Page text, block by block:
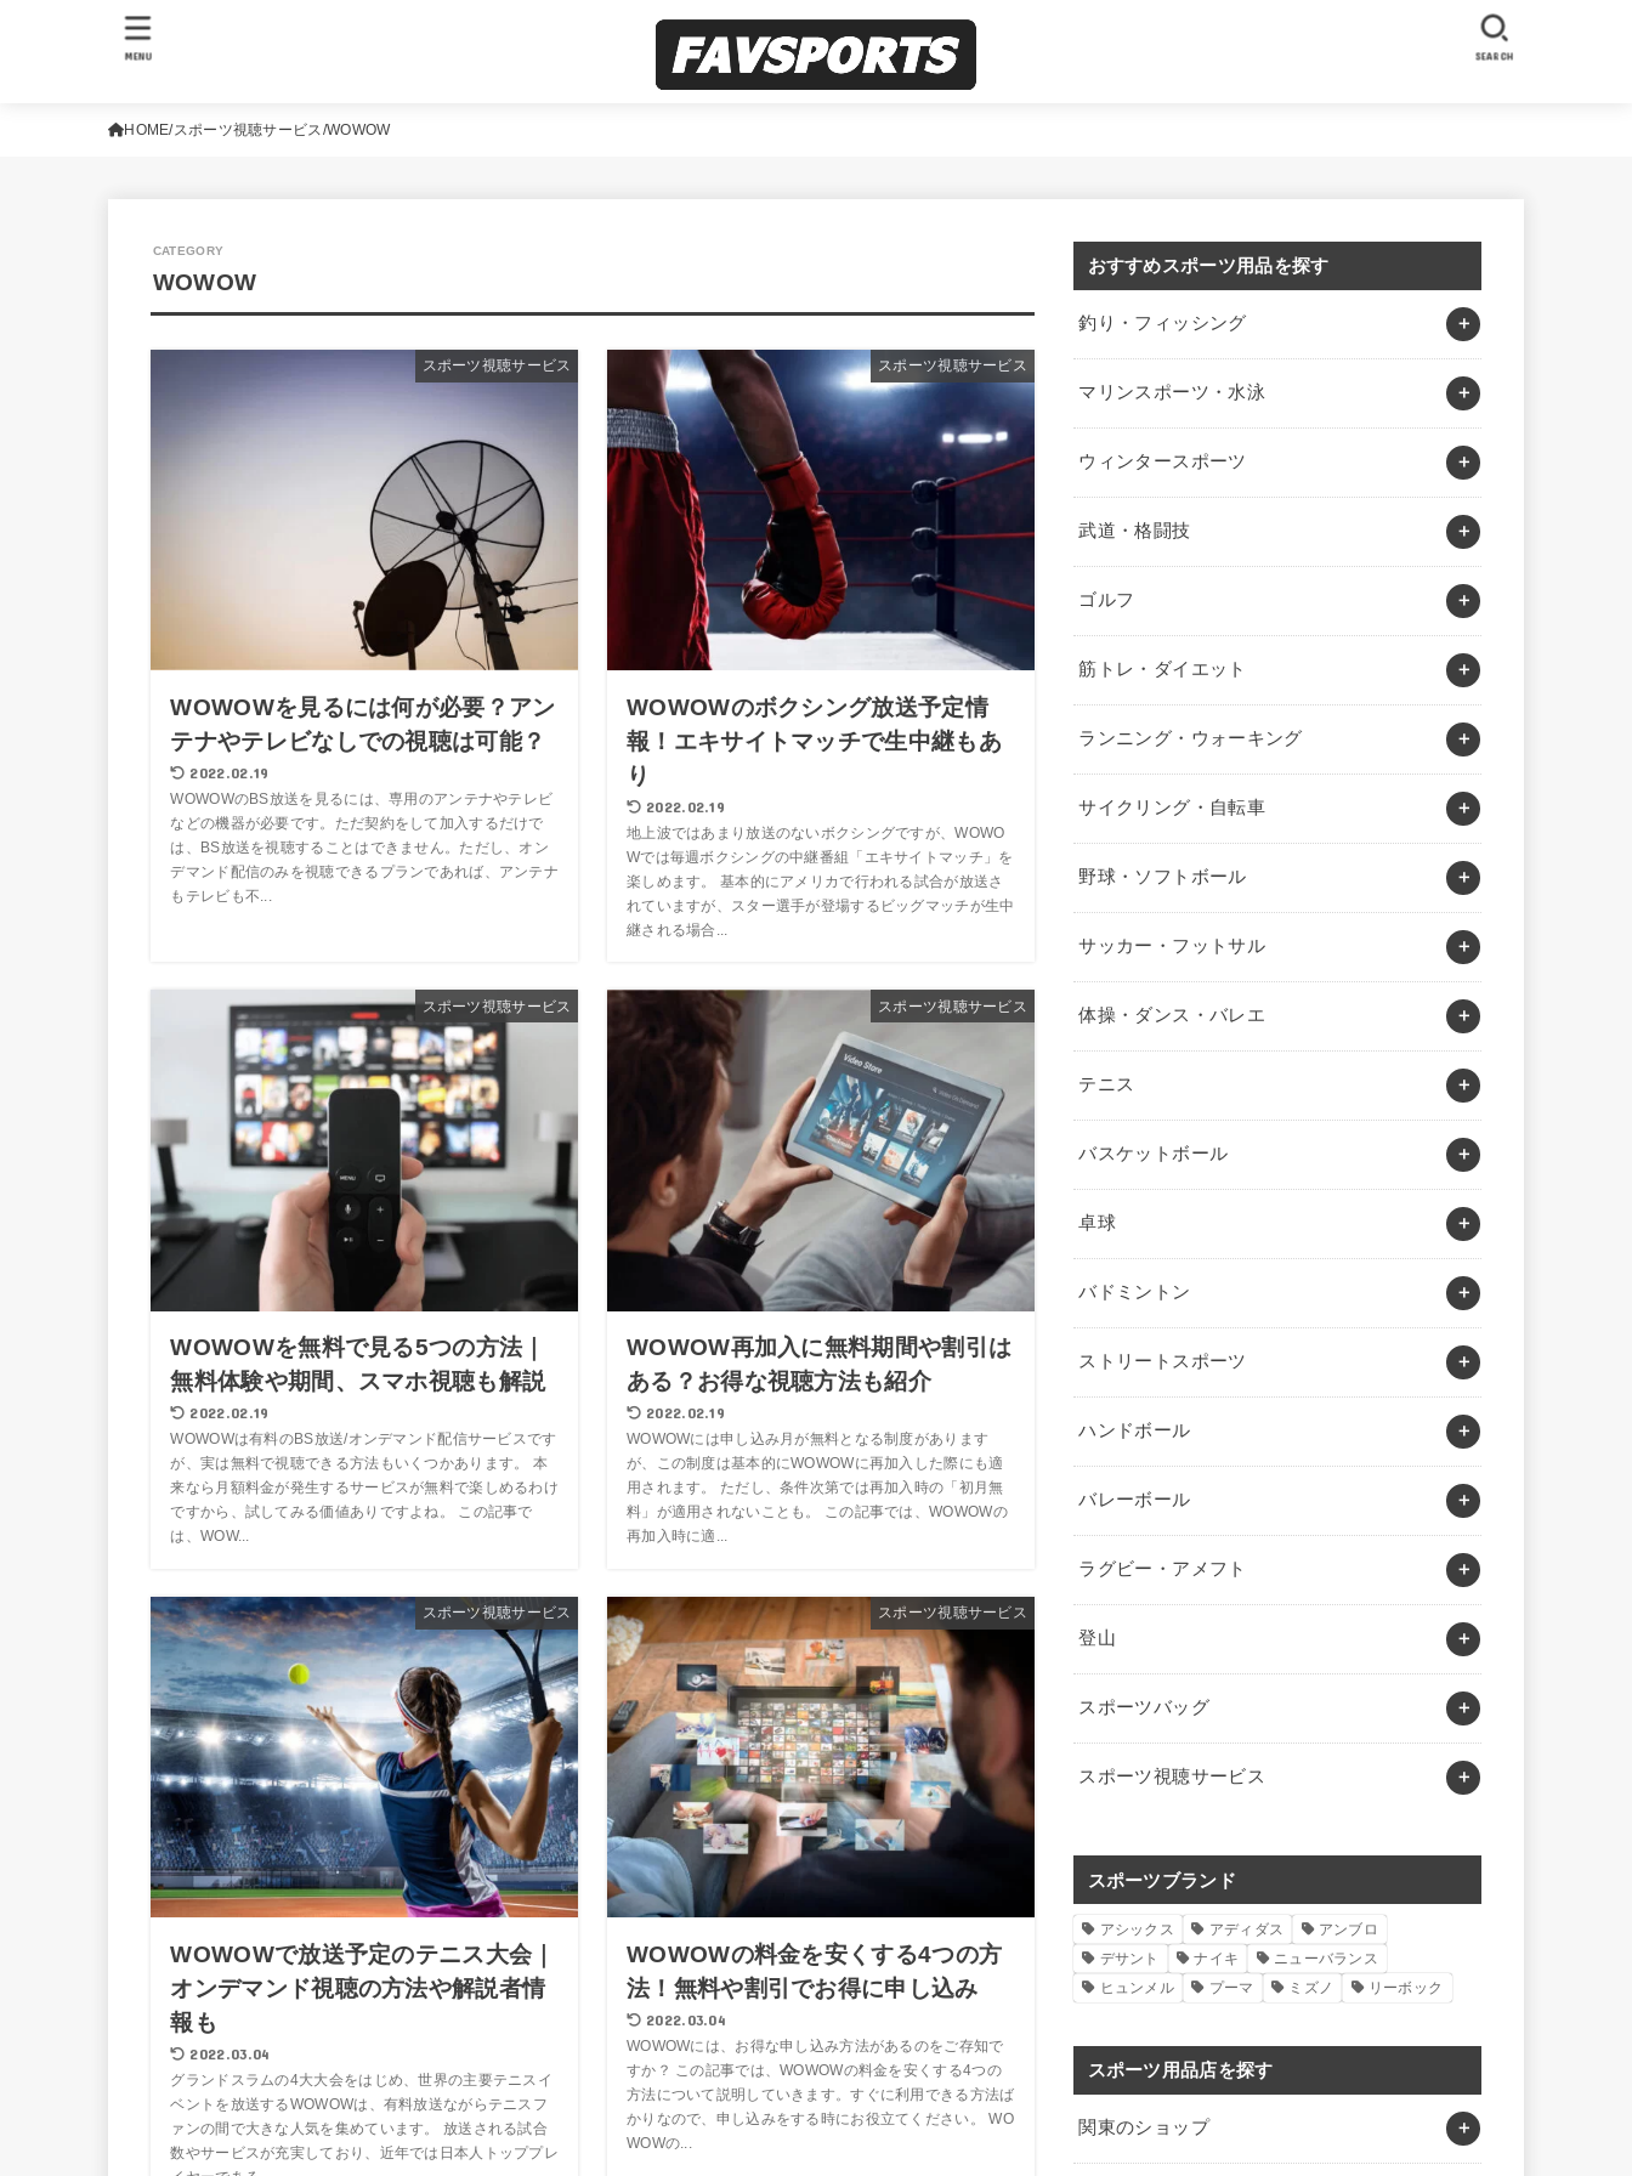
SEARCH
MENU
HOME スポーツ視聴サービス WOWOW
WOWOW
スポーツ視聴サービス
WOWOWを見るには何が必要？アン
テナやテレビなしでの視聴は可能？
2022.02.19
WOWOWのBS放送を見るには、専用のアンテナやテレビ
などの機器が必要です。ただ契約をして加入するだけで
は、BS放送を視聴することはできません。ただし、オン
デマンド配信のみを視聴できるプランであれば、アンテナ
もテレビも不...
スポーツ視聴サービス
WOWOWのボクシング放送予定情
報！エキサイトマッチで生中継もあ
り
2022.02.19
地上波ではあまり放送のないボクシングですが、WOWO
Wでは毎週ボクシングの中継番組「エキサイトマッチ」を
楽しめます。 基本的にアメリカで行われる試合が放送さ
れていますが、スター選手が登場するビッグマッチが生中
継される場合...
スポーツ視聴サービス
WOWOWを無料で見る5つの方法｜
無料体験や期間、スマホ視聴も解説
2022.02.19
WOWOWは有料のBS放送/オンデマンド配信サービスです
が、実は無料で視聴できる方法もいくつかあります。 本
来なら月額料金が発生するサービスが無料で楽しめるわけ
ですから、試してみる価値ありですよね。 この記事で
は、WOW...
スポーツ視聴サービス
WOWOW再加入に無料期間や割引は
ある？お得な視聴方法も紹介
2022.02.19
WOWOWには申し込み月が無料となる制度があります
が、この制度は基本的にWOWOWに再加入した際にも適
用されます。 ただし、条件次第では再加入時の「初月無
料」が適用されないことも。 この記事では、WOWOWの
再加入時に適...
スポーツ視聴サービス
WOWOWで放送予定のテニス大会｜
オンデマンド視聴の方法や解説者情
報も
2022.03.04
グランドスラムの4大大会をはじめ、世界の主要テニスイ
ベントを放送するWOWOWは、有料放送ながらテニスフ
ァンの間で大きな人気を集めています。 放送される試合
数やサービスが充実しており、近年では日本人トッププレ
スポーツ視聴サービス
WOWOWの料金を安くする4つの方
法！無料や割引でお得に申し込み
2022.03.04
WOWOWには、お得な申し込み方法があるのをご存知で
すか？ この記事では、WOWOWの料金を安くする4つの
方法について説明していきます。すぐに利用できる方法ば
かりなので、申し込みをする時にお役立てください。 WO
WOWの...
おすすめスポーツ用品を探す
釣り・フィッシング
マリンスポーツ・水泳
ウィンタースポーツ
武道・格闘技
ゴルフ
筋トレ・ダイエット
ランニング・ウォーキング
サイクリング・自転車
野球・ソフトボール
サッカー・フットサル
体操・ダンス・バレエ
テニス
バスケットボール
卓球
バドミントン
ストリートスポーツ
ハンドボール
バレーボール
ラグビー・アメフト
登山
スポーツバッグ
スポーツ視聴サービス
スポーツブランド
アシックス アディダス
アンブロ
デサント
ナイキ
ニューバランス
ヒュンメル
プーマ ミズノ リーボック
スポーツ用品店を探す
関東のショップ